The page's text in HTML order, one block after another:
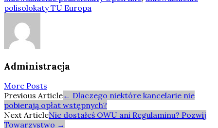
polisolokaty TU Europa
Administracja
More Posts
Post
navigation
Previous Article← Dlaczego niektóre kancelarie nie
pobierają opłat wstępnych?
Next ArticleNie dostałeś OWU ani Regulaminu? Pozwij
Towarzystwo →